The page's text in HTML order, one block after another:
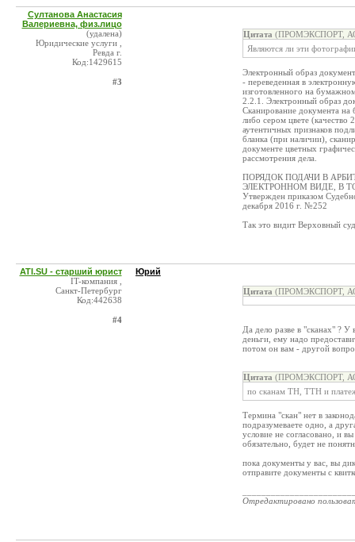
Султанова Анастасия
Валериевна, физ.лицо
(удалена)
Юридические услуги ,
Ревда г.
Код:1429615
#3
Цитата (ПРОМЭКСПОРТ, АО
Являются ли эти
Электронный образ
- переведенная в
изготовленного на
2.2.1. Электронный образ
Сканирование документа
либо сером цвете
аутентичных признаков
бланка (при наличии),
документе цветных
рассмотрения дела.
ПОРЯДОК ПОДАЧИ В
ЭЛЕКТРОННОМ ВИДЕ, В
Утвержден приказом
декабря 2016 г. №252
Так это видит Верховный
ATI.SU - старший юрист
IT-компания ,
Санкт-Петербург
Код:442638
#4
Юрий
Цитата (ПРОМЭКСПОРТ, АО
Да дело разве в "сканах" ?
деньги, ему надо
потом он вам - другой
Цитата (ПРОМЭКСПОРТ, АО
по сканам ТН, ТТН и
Термина "скан" нет в
подразумеваете одно, а
условие не согласовано, и
обязательно, будет не
пока документы у вас, вы
отправите документы с
Отредактировано